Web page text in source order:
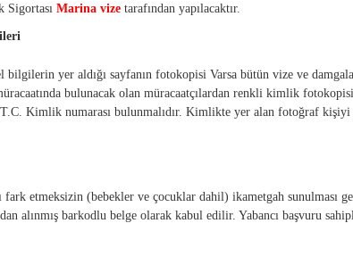
Sigortası Marina vizetarafından yapılacaktır.
bilgilerin yer aldığı sayfanın fotokopisi Varsa bütün vize ve
bulunacak olan müracaatçılardan renkli kimlik fotokopisi
Kimlik numarası bulunmalıdır. Kimlikte yer alan fotoğraf
fark etmeksizin (bebekler ve çocuklar dahil) ikametgah sunulması
alınmış barkodlu belge olarak kabul edilir. Yabancı başvuru